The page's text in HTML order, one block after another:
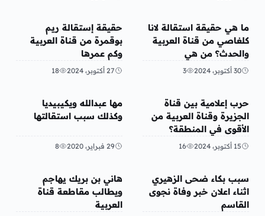
منوعات
ما هي حقيقة استقالة لانا
كلغاصي من قناة العربية
والحدث؟ من هي
30 أكتوبر، 2024 3
منوعات
حقيقة إستقالة ريم
بوقمرة من قناة العربية
وكم عمرها
27 أكتوبر، 2024 18
منوعات
حرب إعلامية بين قناة
الجزيرة وقناة العربية من
الأقوى في المنطقة؟
15 أكتوبر، 2024 16
منوعات
مها عبدالله ويكيبيديا
وكذلك سبب استقالتها
29 فبراير، 2020 8
عربي ودولي
سبب بكاء ضحى الزهيري
اثناء اعلان خبر وفاة نجوى
القاسم
أخبار محلية
هاني بن بريك يهاجم
ويطالب مقاطعة قناة
العربية